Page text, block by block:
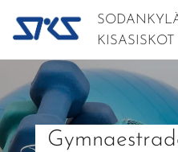
KISASISKOT